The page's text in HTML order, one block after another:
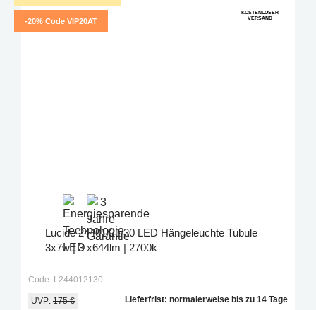
-20% Code VIP20AT
KOSTENLOSER
VERSAND
Lucide 24401/21/30 LED Hängeleuchte Tubule
3x7w | 3 x644lm | 2700k
Code: L244012130
UVP: 175 € Lieferfrist: normalerweise bis zu 14 Tage